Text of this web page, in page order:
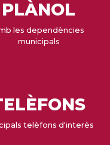
PLÀNOL
les dependències
municipals
telèfons d'interès